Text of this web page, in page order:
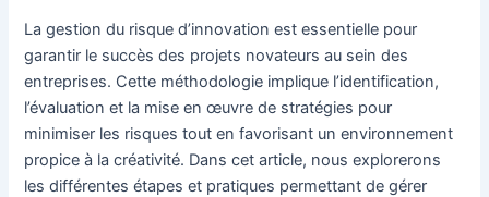
La gestion du risque d’innovation est essentielle pour
garantir le succès des projets novateurs au sein des
entreprises. Cette méthodologie implique l’identification,
l’évaluation et la mise en œuvre de stratégies pour
minimiser les risques tout en favorisant un environnement
propice à la créativité. Dans cet article, nous explorerons
les différentes étapes et pratiques permettant de gérer